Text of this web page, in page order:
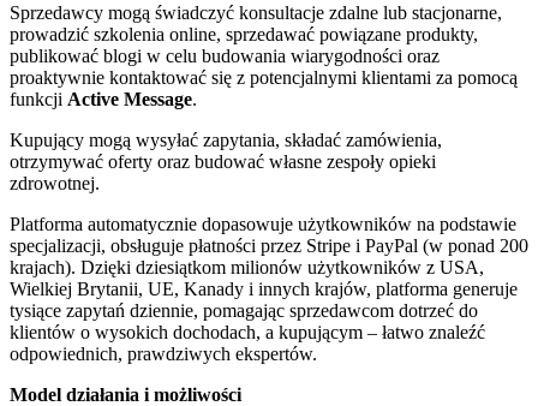
Sprzedawcy mogą świadczyć konsultacje zdalne lub stacjonarne,
prowadzić szkolenia online, sprzedawać powiązane produkty,
publikować blogi w celu budowania wiarygodności oraz
proaktywnie kontaktować się z potencjalnymi klientami za pomocą
funkcji Active Message.
Kupujący mogą wysyłać zapytania, składać zamówienia,
otrzymywać oferty oraz budować własne zespoły opieki
zdrowotnej.
Platforma automatycznie dopasowuje użytkowników na podstawie
specjalizacji, obsługuje płatności przez Stripe i PayPal (w ponad 200
krajach). Dzięki dziesiątkom milionów użytkowników z USA,
Wielkiej Brytanii, UE, Kanady i innych krajów, platforma generuje
tysiące zapytań dziennie, pomagając sprzedawcom dotrzeć do
klientów o wysokich dochodach, a kupującym – łatwo znaleźć
odpowiednich, prawdziwych ekspertów.
Model działania i możliwości